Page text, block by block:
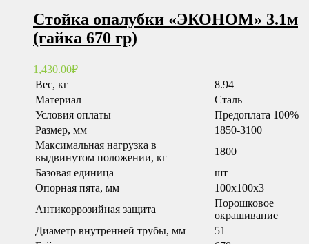
Стойка опалубки «ЭКОНОМ» 3.1м
(гайка 670 гр)
1,430.00₽
Вес, кг
8.94
Материал
Сталь
Условия оплаты
Предоплата 100%
Размер, мм
1850-3100
Максимальная нагрузка в
выдвинутом положении, кг
1800
Базовая единица
шт
Опорная пята, мм
100x100x3
Антикоррозийная защита
Порошковое
окрашивание
Диаметр внутренней трубы, мм
51